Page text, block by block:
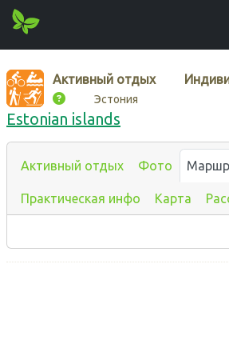
Активный отдых
Эстония
Estonian islands
Активный отдых Фото
Практическая инфо Карта